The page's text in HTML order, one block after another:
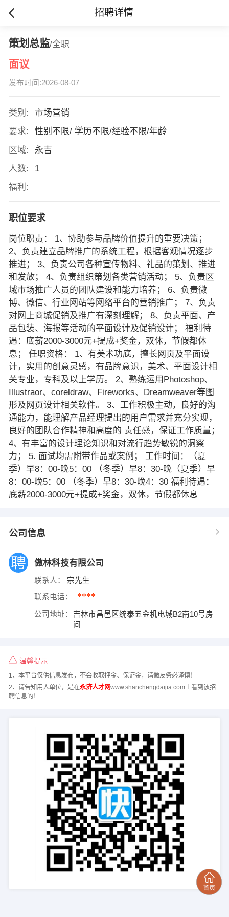
招聘详情
策划总监/全职
面议
发布时间:2026-08-07
类别:
市场营销
要求:
性别不限/ 学历不限/经验不限/年龄
区域:
永吉
人数:
1
福利:
职位要求
岗位职责： 1、协助参与品牌价值提升的重要决策；
2、负责建立品牌推广的系统工程，根据客观情况逐步
推进； 3、负责公司各种宣传物料、礼品的策划、推进
和发放； 4、负责组织策划各类营销活动； 5、负责区
域市场推广人员的团队建设和能力培养； 6、负责微
博、微信、行业网站等网络平台的营销推广； 7、负责
对网上商城促销及推广有深刻理解； 8、负责平面、产
品包装、海报等活动的平面设计及促销设计； 福利待
遇：底薪2000-3000元+提成+奖金，双休，节假都休
息； 任职资格： 1、有美术功底，擅长网页及平面设
计，实用的创意灵感，有品牌意识，美术、平面设计相
关专业，专科及以上学历。 2、熟练运用Photoshop、
Illustraor、coreldraw、Fireworks、Dreamweaver等图
形及网页设计相关软件。 3、工作积极主动，良好的沟
通能力，能理解产品经理提出的用户需求并充分实现，
良好的团队合作精神和高度的 责任感，保证工作质量；
4、有丰富的设计理论知识和对流行趋势敏锐的洞察
力； 5. 面试均需附带作品或案例； 工作时间：（夏
季）早8：00-晚5：00 （冬季）早8：30-晚（夏季）早
8：00-晚5：00 （冬季）早8：30-晚4：30 福利待遇：
底薪2000-3000元+提成+奖金，双休，节假都休息
公司信息
傲林科技有限公司
联系人： 宗先生
联系电话： ****
公司地址：
吉林市昌邑区统泰五金机电城B2南10号房
间
温馨提示
1、本平台仅供信息发布，不会收取押金、保证金，请微友务必谨慎！
2、请告知用人单位，是在永济人才网www.shanchengdaijia.com上看到该招
聘信息的！